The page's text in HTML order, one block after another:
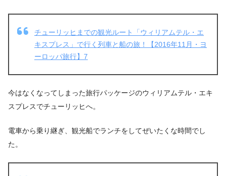
チューリッヒまでの観光ルート「ウィリアムテル・エ
キスプレス」で行く列車と船の旅！【2016年11月・ヨ
ーロッパ旅行】7
今はなくなってしまった旅行パッケージのウィリアムテル・エキ
スプレスでチューリッヒへ。
電車から乗り継ぎ、観光船でランチをしてぜいたくな時間でし
た。